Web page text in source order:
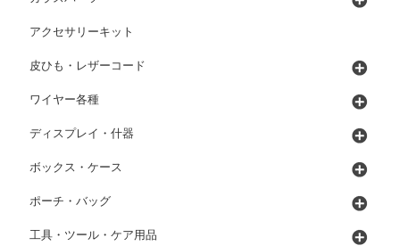
アクセサリーキット
皮ひも・レザーコード
ワイヤー各種
ディスプレイ・什器
ボックス・ケース
ポーチ・バッグ
工具・ツール・ケア用品